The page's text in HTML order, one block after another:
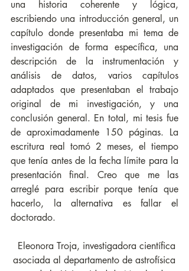
una historia coherente y lógica,
escribiendo una introducción general, un
capítulo donde presentaba mi tema de
investigación de forma específica, una
descripción de la instrumentación y
análisis de datos, varios capítulos
adaptados que presentaban el trabajo
original de mi investigación, y una
conclusión general. En total, mi tesis fue
de aproximadamente 150 páginas. La
escritura real tomó 2 meses, el tiempo
que tenía antes de la fecha límite para la
presentación final. Creo que me las
arreglé para escribir porque tenía que
hacerlo, la alternativa es fallar el
doctorado.
Eleonora Troja, investigadora científica
asociada al departamento de astrofísica